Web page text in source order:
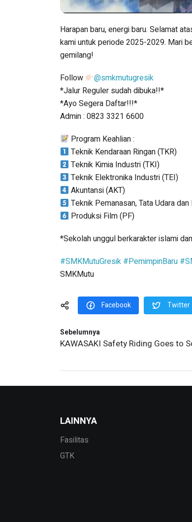
Harapan baru, energi baru. Selamat
kami untuk periode 2025-2029. Mari
gemilang!
Follow
@smkmutugresik
*Jalur Reguler sudah dibuka!!*
*Ayo Segera Daftar!!!*
Admin : 0823 3321 6600
Program Keahlian :
Teknik Kendaraan Ringan (TKR)
Teknik Kimia Industri (TKI)
Teknik Elektronika Industri (TEI)
Akuntansi (AKT)
Teknik Pemanasan, Tata Udara
Produksi Film (PF)
*Sekolah unggul berkarakter islami
#SMKMutuGresik #PemimpinBaru
SMKMutu
Facebook Twitter
Sebelumnya
KAWASAKI Safety Riding Goes to
LAINNYA
Fasilitas
GTK